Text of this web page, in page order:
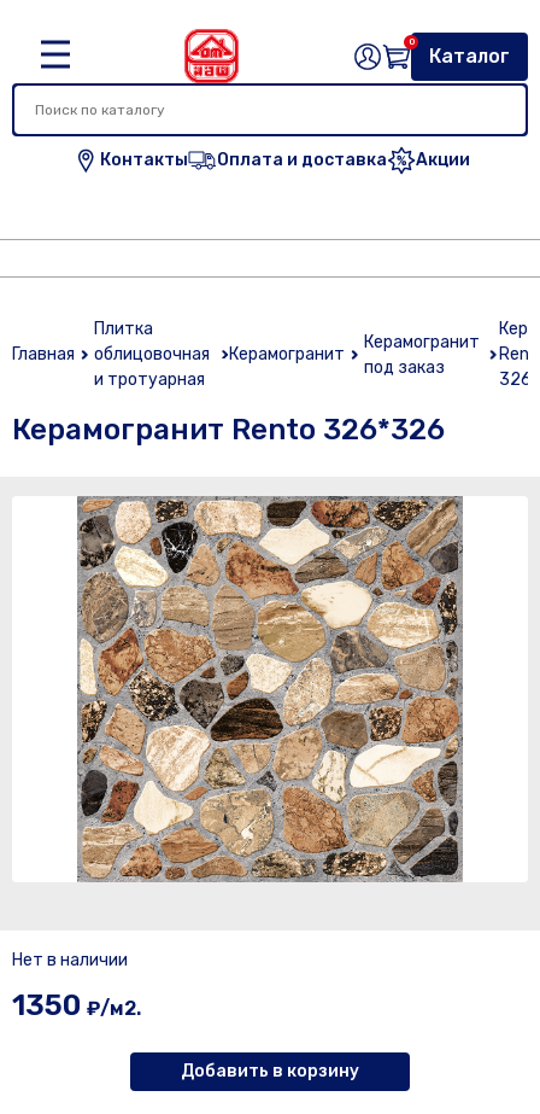
Контакты Оплата и доставка Акции
Каталог
0
Главная
Плитка
облицовочная
и тротуарная
Керамогранит
Керамогранит
под заказ
Керамогранит Rento 326*326
Нет в наличии
1350 ₽/м2.
Добавить в корзину